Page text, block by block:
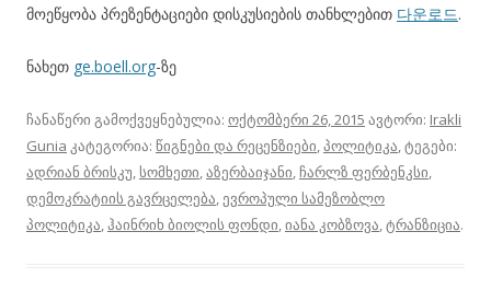
მოეწყობა პრეზენტაციები დისკუსიების თანხლებით 다운로드.
ნახეთ ge.boell.org-ზე
ჩანაწერი გამოქვეყნებულია: ოქტომბერი 26, 2015 ავტორი: Irakli
Gunia კატეგორია: წიგნები და რეცენზიები,პოლიტიკა, ტეგები:
ადრიან ბრისკუ,სომხეთი,აზერბაიჯანი,ჩარლზ ფერბენკსი,
დემოკრატიის გავრცელება,ევროპული სამეზობლო
პოლიტიკა,ჰაინრიხ ბიოლის ფონდი,იანა კობზოვა,ტრანზიცია.